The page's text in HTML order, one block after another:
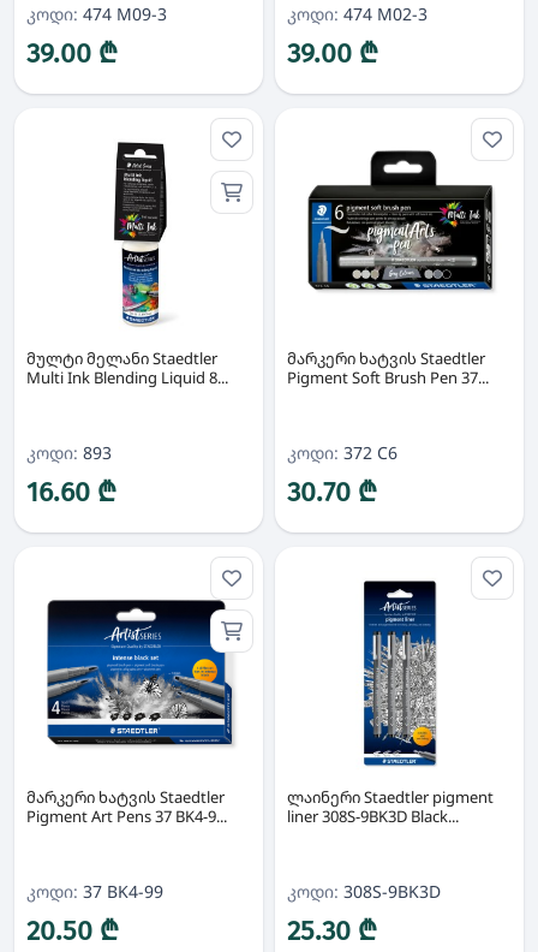
კოდი: 474 M09-3
39.00 ₾
კოდი: 474 M02-3
39.00 ₾
მულტი მელანი Staedtler
Multi Ink Blending Liquid 8...
კოდი: 893
16.60 ₾
მარკერი ხატვის Staedtler
Pigment Soft Brush Pen 37...
კოდი: 372 C6
30.70 ₾
მარკერი ხატვის Staedtler
Pigment Art Pens 37 BK4-9...
კოდი: 37 BK4-99
20.50 ₾
ლაინერი Staedtler pigment
liner 308S-9BK3D Black...
კოდი: 308S-9BK3D
25.30 ₾